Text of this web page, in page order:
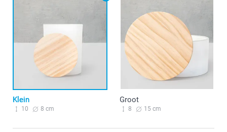
Klein
10 8 cm
Groot
8 15 cm